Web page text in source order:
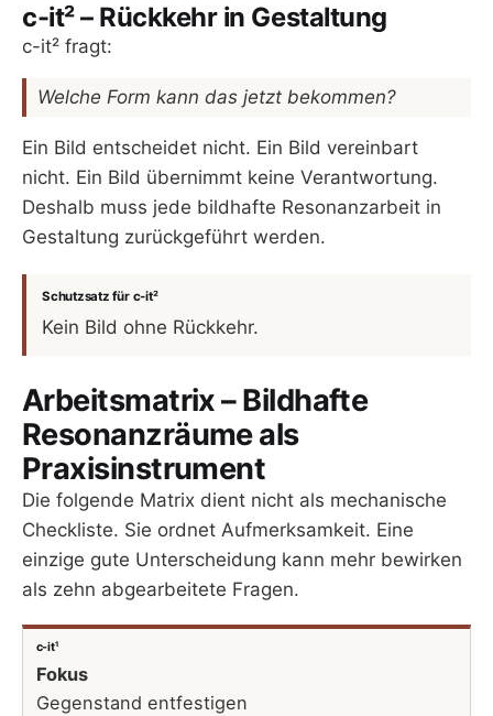
c-it² – Rückkehr in Gestaltung
c-it² fragt:
Welche Form kann das jetzt bekommen?
Ein Bild entscheidet nicht. Ein Bild vereinbart
nicht. Ein Bild übernimmt keine Verantwortung.
Deshalb muss jede bildhafte Resonanzarbeit in
Gestaltung zurückgeführt werden.
Schutzsatz für c-it²
Kein Bild ohne Rückkehr.
Arbeitsmatrix – Bildhafte
Resonanzräume als
Praxisinstrument
Die folgende Matrix dient nicht als mechanische
Checkliste. Sie ordnet Aufmerksamkeit. Eine
einzige gute Unterscheidung kann mehr bewirken
als zehn abgearbeitete Fragen.
c-it¹
Fokus
Gegenstand entfestigen